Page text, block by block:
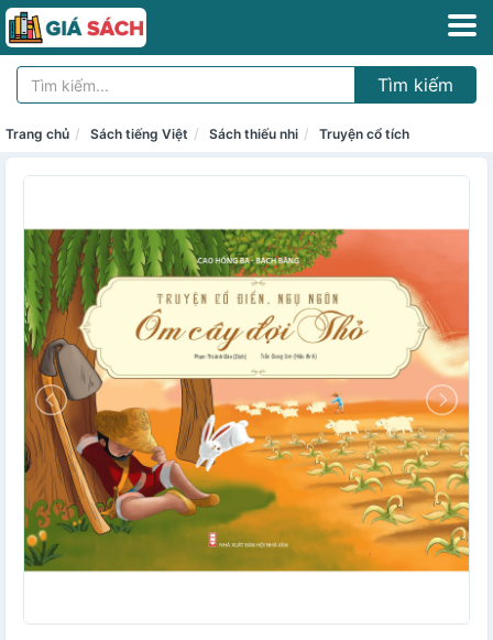
Tìm kiếm
Trang chủ Sách tiếng Việt Sách thiếu nhi Truyện cổ tích